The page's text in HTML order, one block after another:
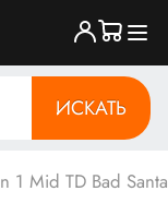
ИСКАТЬ
1 Mid TD Bad Santa